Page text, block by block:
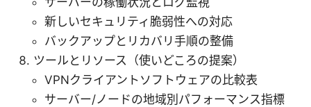
新しいセキュリティ脆弱性への対応
バックアップとリカバリ手順の整備
ツールとリソース（使いどころの提案）
VPNクライアントソフトウェアの比較表
サーバー/ノードの地域別パフォーマンス指標